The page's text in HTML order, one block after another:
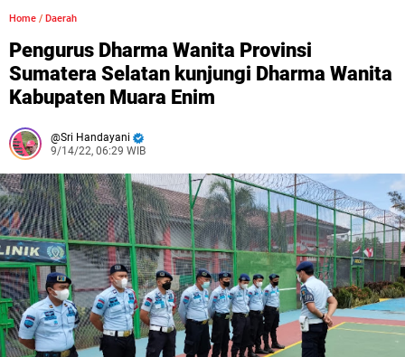
Home / Daerah
Pengurus Dharma Wanita Provinsi
Sumatera Selatan kunjungi Dharma Wanita
Kabupaten Muara Enim
Sri Handayani
9/14/22, 06:29 WIB